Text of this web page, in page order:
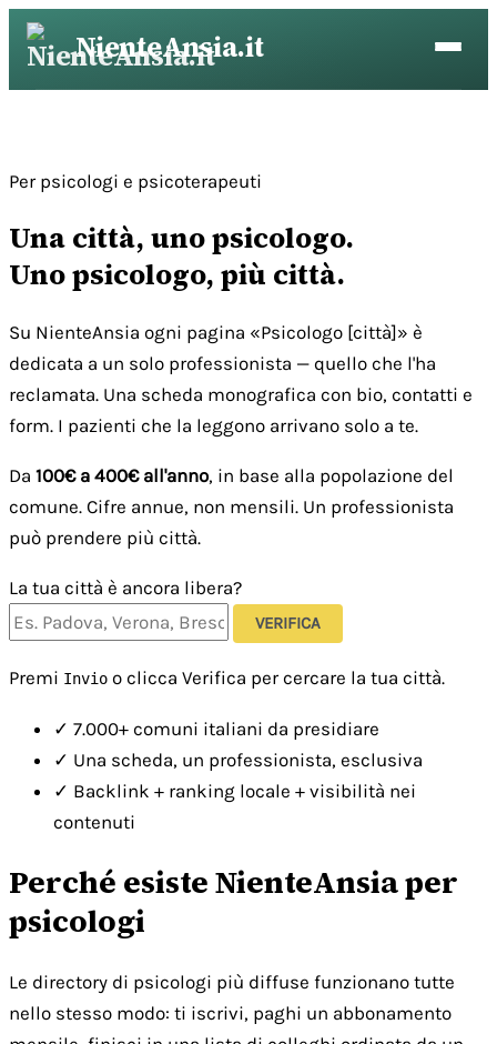
Vai
contenuto
NienteAnsia.it
Per psicologi e psicoterapeuti
Una città, uno psicologo.
Uno psicologo, più città.
Su NienteAnsia ogni pagina «Psicologo [città]» è
dedicata a un solo professionista — quello che l'ha
reclamata. Una scheda monografica con bio, contatti e
form. I pazienti che la leggono arrivano solo a te.
Da 100€ a 400€ all'anno, in base alla popolazione del
comune. Cifre annue, non mensili. Un professionista
può prendere più città.
La tua città è ancora libera?
VERIFICA
Premi Invio o clicca Verifica per cercare la tua città.
✓ 7.000+ comuni italiani da presidiare
✓ Una scheda, un professionista, esclusiva
✓ Backlink + ranking locale + visibilità nei
contenuti
Perché esiste NienteAnsia per
psicologi
Le directory di psicologi più diffuse funzionano tutte
nello stesso modo: ti iscrivi, paghi un abbonamento